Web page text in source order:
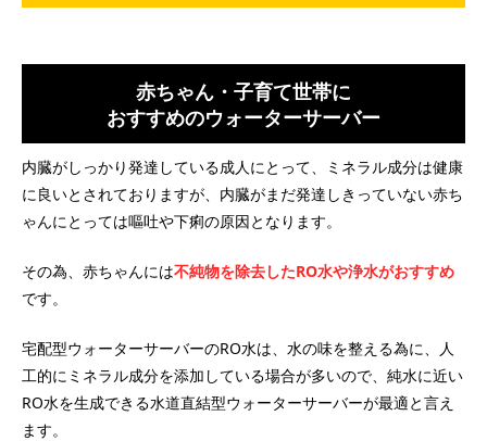
赤ちゃん・子育て世帯に
おすすめのウォーターサーバー
内臓がしっかり発達している成人にとって、ミネラル成分は健康
に良いとされておりますが、内臓がまだ発達しきっていない赤ち
ゃんにとっては嘔吐や下痢の原因となります。
その為、赤ちゃんには不純物を除去したRO水や浄水がおすすめ
です。
宅配型ウォーターサーバーのRO水は、水の味を整える為に、人
工的にミネラル成分を添加している場合が多いので、純水に近い
RO水を生成できる水道直結型ウォーターサーバーが最適と言え
ます。